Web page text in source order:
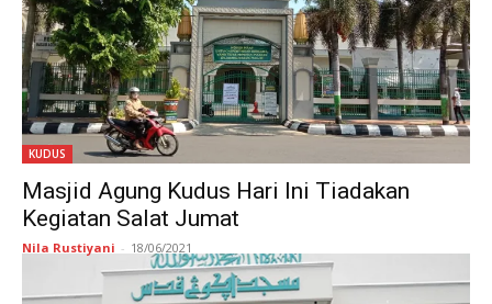
KUDUS
Masjid Agung Kudus Hari Ini Tiadakan
Kegiatan Salat Jumat
Nila Rustiyani - 18/06/2021